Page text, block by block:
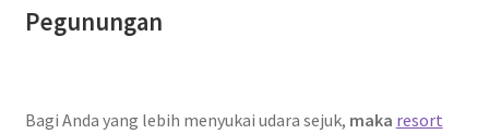
Pegunungan
Bagi Anda yang lebih menyukai udara sejuk, maka resort